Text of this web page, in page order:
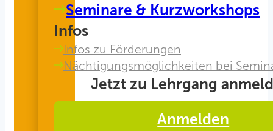
Seminare & Kurzworkshops
Infos
Infos zu Förderungen
Nächtigungsmöglichkeiten bei
Jetzt zu Lehrgang
Anmelden